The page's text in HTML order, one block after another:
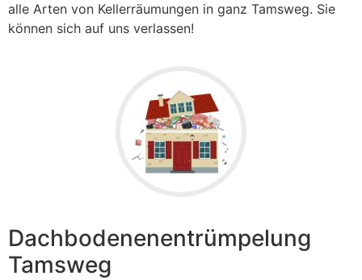
alle Arten von Kellerräumungen in ganz Tamsweg. Sie
können sich auf uns verlassen!
Dachbodenenentrümpelung
Tamsweg